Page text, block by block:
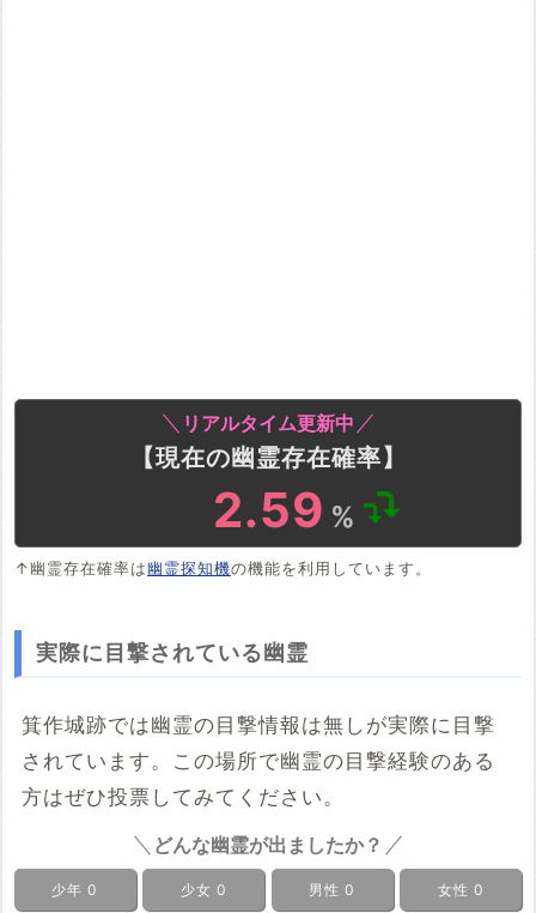
リアルタイム更新中
【現在の幽霊存在確率】
2.59 %
↑幽霊存在確率は幽霊探知機の機能を利用しています。
実際に目撃されている幽霊
箕作城跡では幽霊の目撃情報は無しが実際に目撃
されています。この場所で幽霊の目撃経験のある
方はぜひ投票してみてください。
どんな幽霊が出ましたか？
少年 0 少女 0 男性 0 女性 0